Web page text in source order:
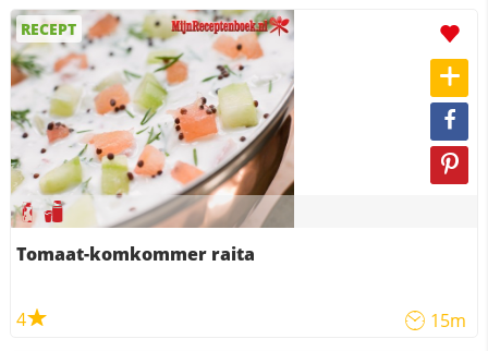
RECEPT
Tomaat-komkommer raita
4 15m